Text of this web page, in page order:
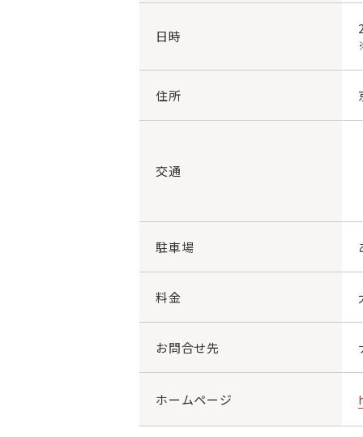
日時
住所
交通
駐車場
料金
お問合せ先
ホームページ